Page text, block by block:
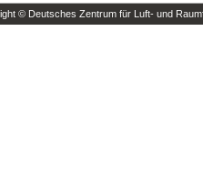
© Deutsches Zentrum für Luft- und